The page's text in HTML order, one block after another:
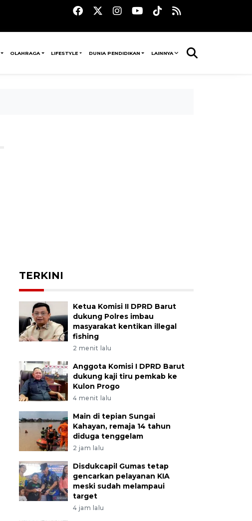
OLAHRAGA LIFESTYLE DUNIA PENDIDIKAN LAINNYA
TERKINI
Ketua Komisi II DPRD Barut
dukung Polres imbau
masyarakat kentikan illegal
fishing
2 menit lalu
Anggota Komisi I DPRD Barut
dukung kaji tiru pemkab ke
Kulon Progo
4 menit lalu
Main di tepian Sungai
Kahayan, remaja 14 tahun
diduga tenggelam
2 jam lalu
Disdukcapil Gumas tetap
gencarkan pelayanan KIA
meski sudah melampaui
target
4 jam lalu